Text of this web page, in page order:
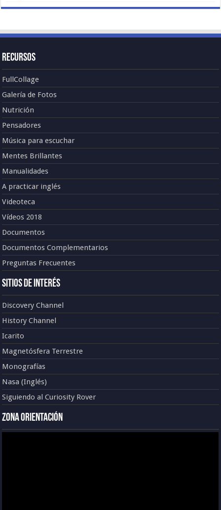
Recursos
FullCollage
Galería de Fotos
Nutrición
Pensadores
Música para escuchar
Mentes Brillantes
Manualidades
A practicar inglés
Videoteca
Vídeos 2018
Documentos
Documentos Complementarios
Preguntas Frecuentes
Sitios de Interés
Discovery Channel
History Channel
Icarito
Magnetósfera Terrestre
Monografías
Nasa (Inglés)
Siguiendo al Curiosity Rover
Zona Orientación